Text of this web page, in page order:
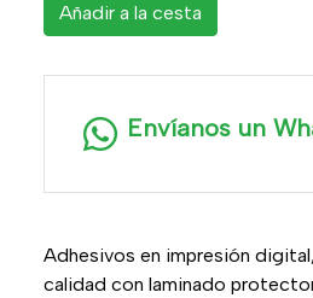
Añadir a la cesta
Envíanos un
Adhesivos en impresión
calidad con laminado